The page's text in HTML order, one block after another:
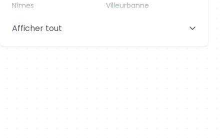
Nîmes
Villeurbanne
Aix-en-Provence
Afficher tout